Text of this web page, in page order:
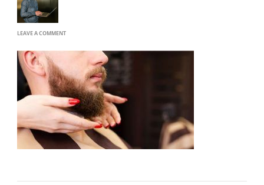
LEAVE A COMMENTON